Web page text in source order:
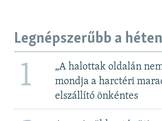
Legnépszerűbb a héten
1
„A halottak oldalán
mondja a harctéri
elszállító önkéntes